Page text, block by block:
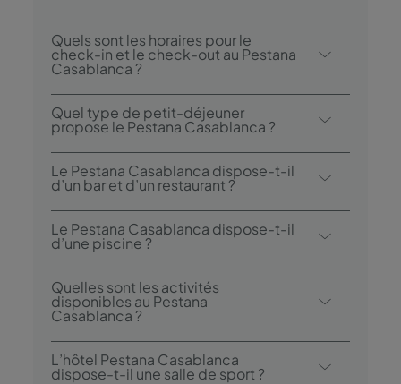
Quels sont les horaires pour le
check-in et le check-out au Pestana
Casablanca ?
Le check-in au Pestana Casablanca se fait à
partir de 15h00, et le check-out est
Quel type de petit-déjeuner
propose le Pestana Casablanca ?
L’option petit-déjeuner inclut un buffet.
Le Pestana Casablanca dispose-t-il
d’un bar et d’un restaurant ?
Le Pestana Casablanca dispose d’un
restaurant: Pestana Casablanca.
Le Pestana Casablanca dispose-t-il
d’une piscine ?
Oui, l’hôtel dispose d’une piscine
extérieure.
Quelles sont les activités
disponibles au Pestana
Casablanca ?
Le Pestana Casablanca propose les
activités/services suivants (des frais
L’hôtel Pestana Casablanca
dispose-t-il une salle de sport ?